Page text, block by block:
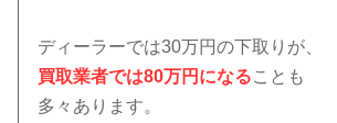
ディーラーでは30万円の下取りが、
買取業者では80万円になることも
多々あります。